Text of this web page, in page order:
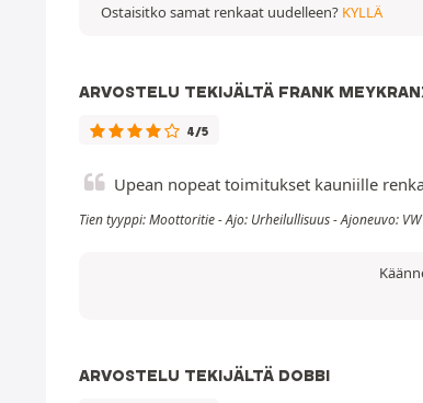
Ostaisitko samat renkaat uudelleen? KYLLÄ
ARVOSTELU TEKIJÄLTÄ FRANK
4/5
Upean nopeat toimitukset kauniille
Tien tyyppi: Moottoritie - Ajo: Urheilullisuus - Ajoneuvo:
ARVOSTELU TEKIJÄLTÄ DOBBI